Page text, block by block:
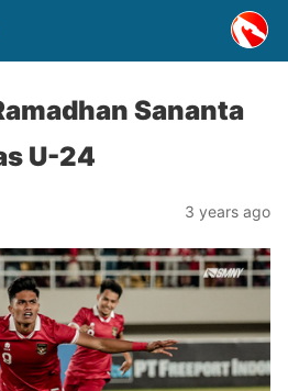
Sananta
U-24
3 years ago